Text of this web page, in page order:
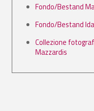
Fondo/Bestand
Fondo/Bestand
Collezione
Mazzardis